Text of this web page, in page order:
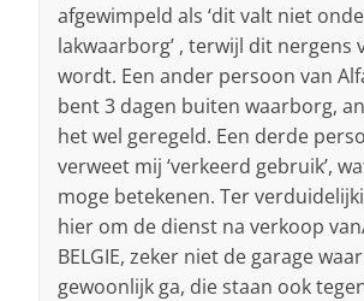
afgewimpeld als ‘dit valt niet
lakwaarborg’ , terwijl dit nergens
wordt. Een ander persoon van
bent 3 dagen buiten waarborg,
het wel geregeld. Een derde
verweet mij ‘verkeerd gebruik’,
moge betekenen. Ter
hier om de dienst na verkoop
BELGIE, zeker niet de garage
gewoonlijk ga, die staan ook